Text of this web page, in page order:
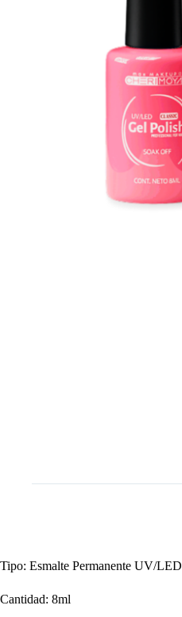
Tipo: Esmalte Permanente UV/LED
Cantidad: 8ml